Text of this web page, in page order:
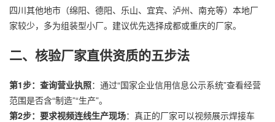
四川其他地市（绵阳、德阳、乐山、宜宾、泸州、南充等）本地厂
家较少，多为组装型小厂。建议优先选择成都或重庆的厂家。
二、核验厂家直供资质的五步法
第1步：查询营业执照：通过“国家企业信用信息公示系统”查看经营
范围是否含“制造”“生产”。
第2步：要求视频连线生产现场：真正的厂家可以视频展示焊接车